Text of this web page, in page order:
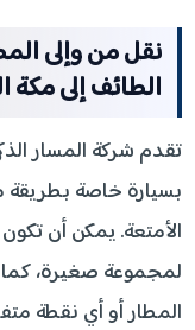
نقل من وإلى
الطائف إلى مكة
تقدم شركة المسار
بسيارة خاصة
الأمتعة. يمكن أن
لمجموعة صغيرة، كما
المطار أو أي نقطة